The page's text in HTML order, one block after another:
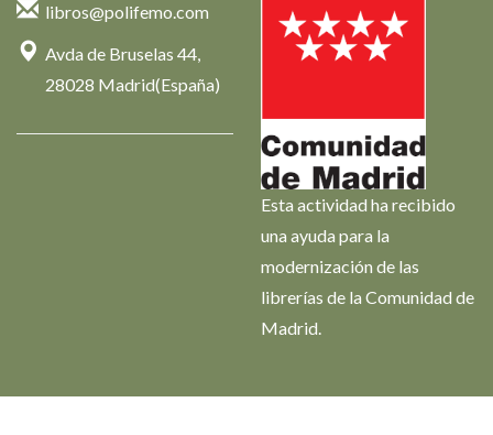
libros@polifemo.com
Avda de Bruselas 44,
28028 Madrid(España)
Esta actividad ha recibido
una ayuda para la
modernización de las
librerías de la Comunidad de
Madrid.